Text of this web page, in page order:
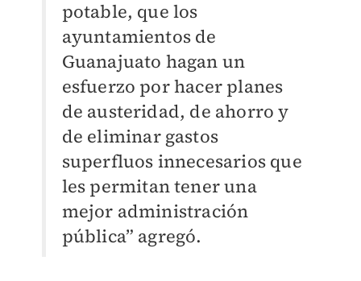
potable, que los
ayuntamientos de
Guanajuato hagan un
esfuerzo por hacer planes
de austeridad, de ahorro y
de eliminar gastos
superfluos innecesarios que
les permitan tener una
mejor administración
pública” agregó.